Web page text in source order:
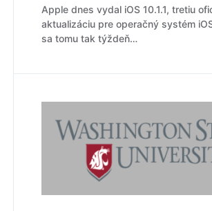
Apple dnes vydal iOS 10.1.1, tretiu
aktualizáciu pre operačný systém
sa tomu tak týždeň…